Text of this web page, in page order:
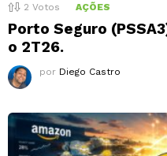
2 Votos AÇÕES
Porto Seguro
o 2T26.
por Diego Castro